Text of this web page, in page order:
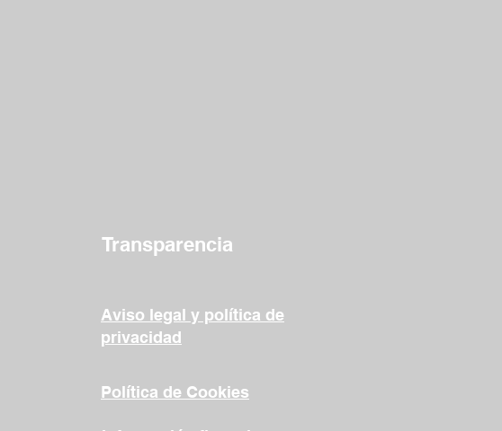
Transparencia
Aviso legal y política de
privacidad
Política de Cookies